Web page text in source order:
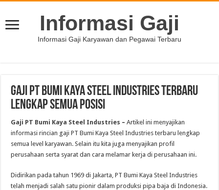
Informasi Gaji
Informasi Gaji Karyawan dan Pegawai Terbaru
Gaji PT Bumi Kaya Steel Industries Terbaru
Lengkap Semua Posisi
Gaji PT Bumi Kaya Steel Industries – Artikel ini menyajikan
informasi rincian gaji PT Bumi Kaya Steel Industries terbaru lengkap
semua level karyawan. Selain itu kita juga menyajikan profil
perusahaan serta syarat dan cara melamar kerja di perusahaan ini.
Didirikan pada tahun 1969 di Jakarta, PT Bumi Kaya Steel Industries
telah menjadi salah satu pionir dalam produksi pipa baja di Indonesia.